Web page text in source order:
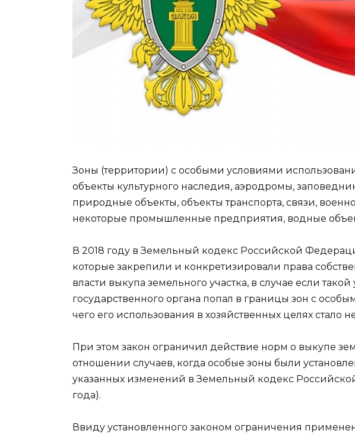
Зоны (территории) с особыми условиями
объекты культурного наследия, аэродромы,
природные объекты, объекты транспорта, связи,
некоторые промышленные предприятия, водные
В 2018 году в Земельный кодекс Российской
которые закрепили и конкретизировали права
власти выкупа земельного участка, в случае если
государственного органа попал в границы зон с
чего его использования в хозяйственных целях стало
При этом закон ограничил действие норм о выкупе
отношении случаев, когда особые зоны были
указанных изменений в Земельный кодекс
года).
Ввиду установленного законом ограничения